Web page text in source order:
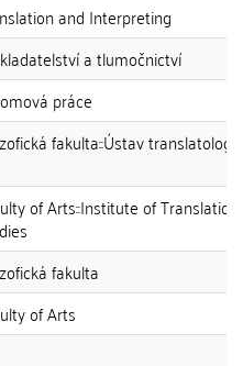
and Interpreting
a tlumočnictví
práce
fakulta::Ústav translatologie
of Arts::Institute of Translation
fakulta
of Arts